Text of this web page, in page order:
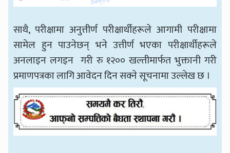
साथै, परीक्षामा अनुत्तीर्ण परीक्षार्थीहरूले आगामी परीक्षामा
सामेल हुन पाउनेछन् भने उत्तीर्ण भएका परीक्षार्थीहरूले
अनलाइन लगइन गरी रु १२०० खल्तीमार्फत भुक्तानी गरी
प्रमाणपत्रका लागि आवेदन दिन सक्ने सूचनामा उल्लेख छ ।